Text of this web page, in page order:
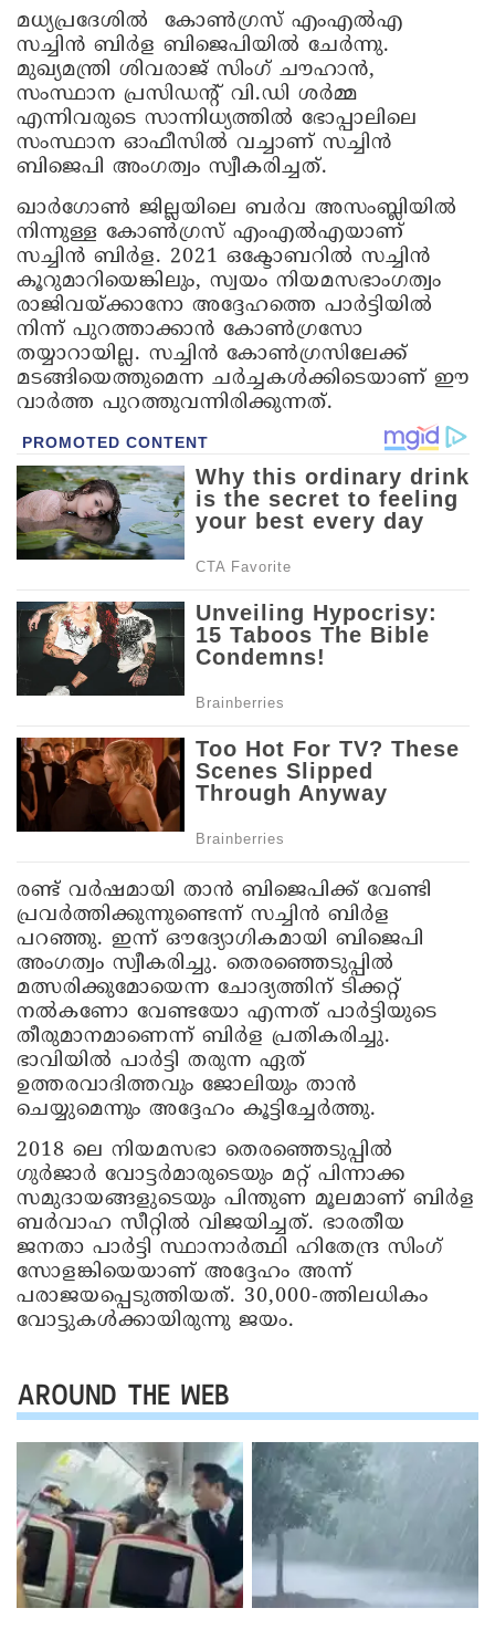
മധ്യപ്രദേശിൽ കോൺഗ്രസ് എംഎൽഎ
സച്ചിൻ ബിർള ബിജെപിയിൽ ചേർന്നു.
മുഖ്യമന്ത്രി ശിവരാജ് സിംഗ് ചൗഹാൻ,
സംസ്ഥാന പ്രസിഡന്റ് വി.ഡി ശർമ്മ
എന്നിവരുടെ സാന്നിധ്യത്തിൽ ഭോപ്പാലിലെ
സംസ്ഥാന ഓഫീസിൽ വച്ചാണ് സച്ചിൻ
ബിജെപി അംഗത്വം സ്വീകരിച്ചത്.
ഖാർഗോൺ ജില്ലയിലെ ബർവ അസംബ്ലിയിൽ
നിന്നുള്ള കോൺഗ്രസ് എംഎൽഎയാണ്
സച്ചിൻ ബിർള. 2021 ഒക്ടോബറിൽ സച്ചിൻ
കൂറുമാറിയെങ്കിലും, സ്വയം നിയമസഭാംഗത്വം
രാജിവയ്ക്കാനോ അദ്ദേഹത്തെ പാർട്ടിയിൽ
നിന്ന് പുറത്താക്കാൻ കോൺഗ്രസോ
തയ്യാറായില്ല. സച്ചിൻ കോൺഗ്രസിലേക്ക്
മടങ്ങിയെത്തുമെന്ന ചർച്ചകൾക്കിടെയാണ് ഈ
വാർത്ത പുറത്തുവന്നിരിക്കുന്നത്.
രണ്ട് വർഷമായി താൻ ബിജെപിക്ക് വേണ്ടി
പ്രവർത്തിക്കുന്നുണ്ടെന്ന് സച്ചിൻ ബിർള
പറഞ്ഞു. ഇന്ന് ഔദ്യോഗികമായി ബിജെപി
അംഗത്വം സ്വീകരിച്ചു. തെരഞ്ഞെടുപ്പിൽ
മത്സരിക്കുമോയെന്ന ചോദ്യത്തിന് ടിക്കറ്റ്
നൽകണോ വേണ്ടയോ എന്നത് പാർട്ടിയുടെ
തീരുമാനമാണെന്ന് ബിർള പ്രതികരിച്ചു.
ഭാവിയിൽ പാർട്ടി തരുന്ന ഏത്
ഉത്തരവാദിത്തവും ജോലിയും താൻ
ചെയ്യുമെന്നും അദ്ദേഹം കൂട്ടിച്ചേർത്തു.
2018 ലെ നിയമസഭാ തെരഞ്ഞെടുപ്പിൽ
ഗുർജാർ വോട്ടർമാരുടെയും മറ്റ് പിന്നാക്ക
സമുദായങ്ങളുടെയും പിന്തുണ മൂലമാണ് ബിർള
ബർവാഹ സീറ്റിൽ വിജയിച്ചത്. ഭാരതീയ
ജനതാ പാർട്ടി സ്ഥാനാർത്ഥി ഹിതേന്ദ്ര സിംഗ്
സോളങ്കിയെയാണ് അദ്ദേഹം അന്ന്
പരാജയപ്പെടുത്തിയത്. 30,000-ത്തിലധികം
വോട്ടുകൾക്കായിരുന്നു ജയം.
AROUND THE WEB